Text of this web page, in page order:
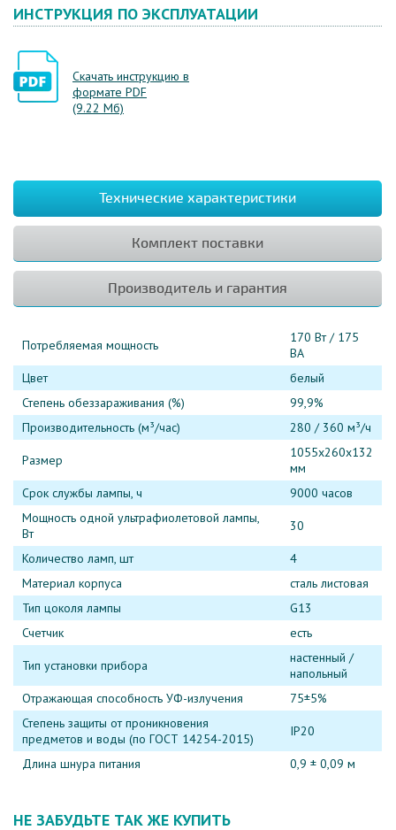
ИНСТРУКЦИЯ ПО ЭКСПЛУАТАЦИИ
Скачать инструкцию в
формате PDF
(9.22 Мб)
Технические характеристики
Комплект поставки
Производитель и гарантия
Потребляемая мощность
170 Вт / 175
ВА
Цвет
белый
Степень обеззараживания (%)
99,9%
Производительность (м³/час)
280 / 360 м³/ч
Размер
1055х260х132
мм
Срок службы лампы, ч
9000 часов
Мощность одной ультрафиолетовой лампы,
Вт
30
Количество ламп, шт
4
Материал корпуса
сталь листовая
Тип цоколя лампы
G13
Счетчик
есть
Тип установки прибора
настенный /
напольный
Отражающая способность УФ-излучения
75±5%
Степень защиты от проникновения
предметов и воды (по ГОСТ 14254-2015)
IP20
Длина шнура питания 0,9 ± 0,09 м
НЕ ЗАБУДЬТЕ ТАК ЖЕ КУПИТЬ